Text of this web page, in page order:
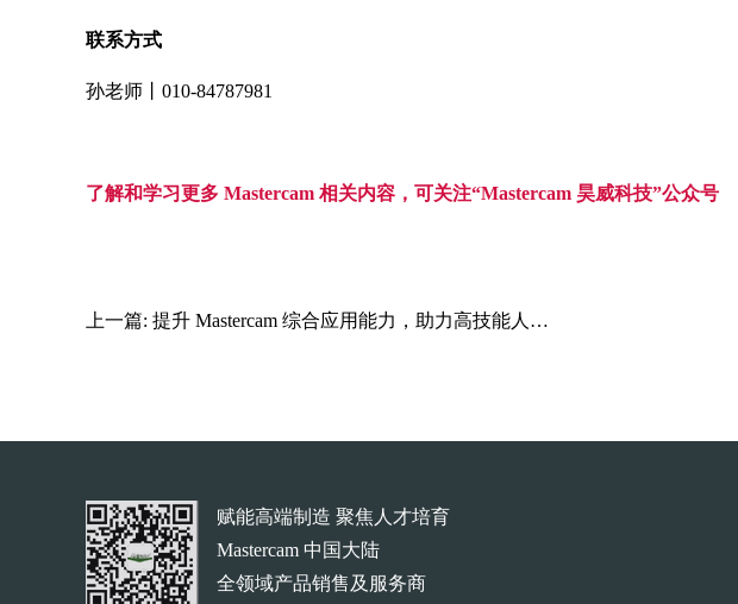
联系方式
孙老师丨010-84787981
了解和学习更多 Mastercam 相关内容，可关注“Mastercam 昊威科技”公众号
上一篇: 提升 Mastercam 综合应用能力，助力高技能人才培养丨天津区域培训活动
赋能高端制造 聚焦人才培育
Mastercam 中国大陆
全领域产品销售及服务商